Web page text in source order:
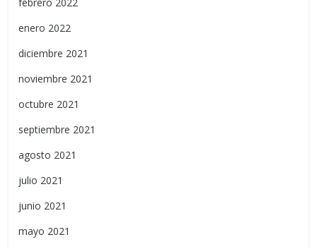
enero 2022
diciembre 2021
noviembre 2021
octubre 2021
septiembre 2021
agosto 2021
julio 2021
junio 2021
mayo 2021